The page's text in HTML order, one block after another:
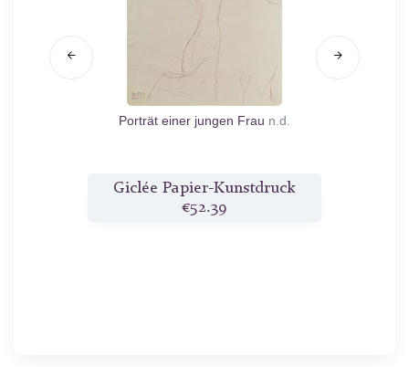
Porträt einer jungen Frau n.d.
Giclée Papier-Kunstdruck
€52.39